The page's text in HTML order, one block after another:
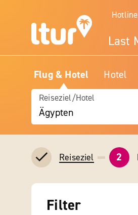
Last
Flug & Hotel Hotel
Reiseziel/Hotel
Ägypten
Reiseziel 2
Filter